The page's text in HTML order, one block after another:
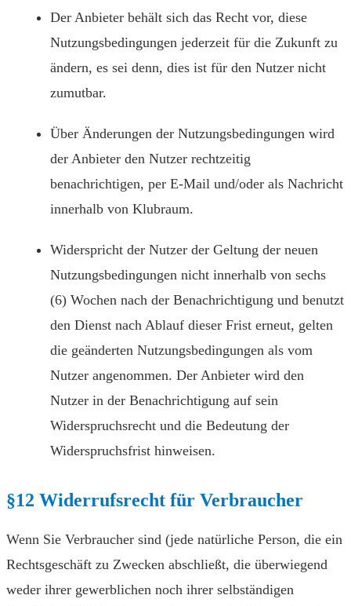
Der Anbieter behält sich das Recht vor, diese
Nutzungsbedingungen jederzeit für die Zukunft zu
ändern, es sei denn, dies ist für den Nutzer nicht
zumutbar.
Über Änderungen der Nutzungsbedingungen wird
der Anbieter den Nutzer rechtzeitig
benachrichtigen, per E-Mail und/oder als Nachricht
innerhalb von Klubraum.
Widerspricht der Nutzer der Geltung der neuen
Nutzungsbedingungen nicht innerhalb von sechs
(6) Wochen nach der Benachrichtigung und benutzt
den Dienst nach Ablauf dieser Frist erneut, gelten
die geänderten Nutzungsbedingungen als vom
Nutzer angenommen. Der Anbieter wird den
Nutzer in der Benachrichtigung auf sein
Widerspruchsrecht und die Bedeutung der
Widerspruchsfrist hinweisen.
§12 Widerrufsrecht für Verbraucher
Wenn Sie Verbraucher sind (jede natürliche Person, die ein
Rechtsgeschäft zu Zwecken abschließt, die überwiegend
weder ihrer gewerblichen noch ihrer selbständigen